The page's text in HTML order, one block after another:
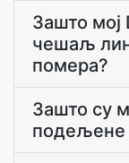
Зашто мој
чешаљ
помера?
Зашто су
подељене